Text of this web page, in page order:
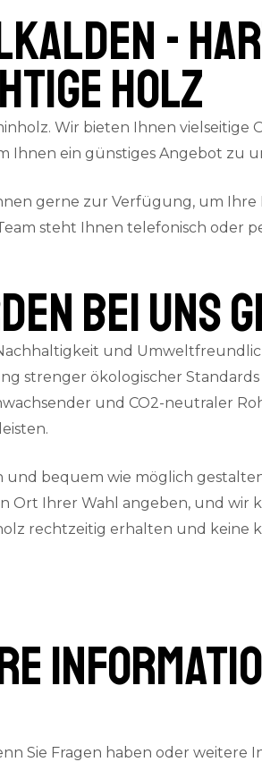
-
Holz
Wir bieten Ihnen vielseitige
Ihnen ein günstiges Angebot zu
gerne zur Verfügung, um
steht Ihnen telefonisch oder
bei
und
strenger ökologischer
und CO2-neutraler
bequem wie möglich
Ihrer Wahl angeben, und wir
rechtzeitig erhalten und keine
Sie Fragen haben oder weitere